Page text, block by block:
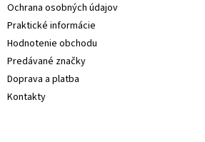
Ochrana osobných údajov
Praktické informácie
Hodnotenie obchodu
Predávané značky
Doprava a platba
Kontakty